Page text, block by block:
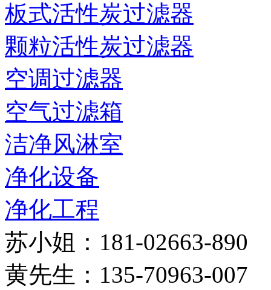
板式活性炭过滤器
颗粒活性炭过滤器
空调过滤器
空气过滤箱
洁净风淋室
净化设备
净化工程
苏小姐：181-02663-890
黄先生：135-70963-007